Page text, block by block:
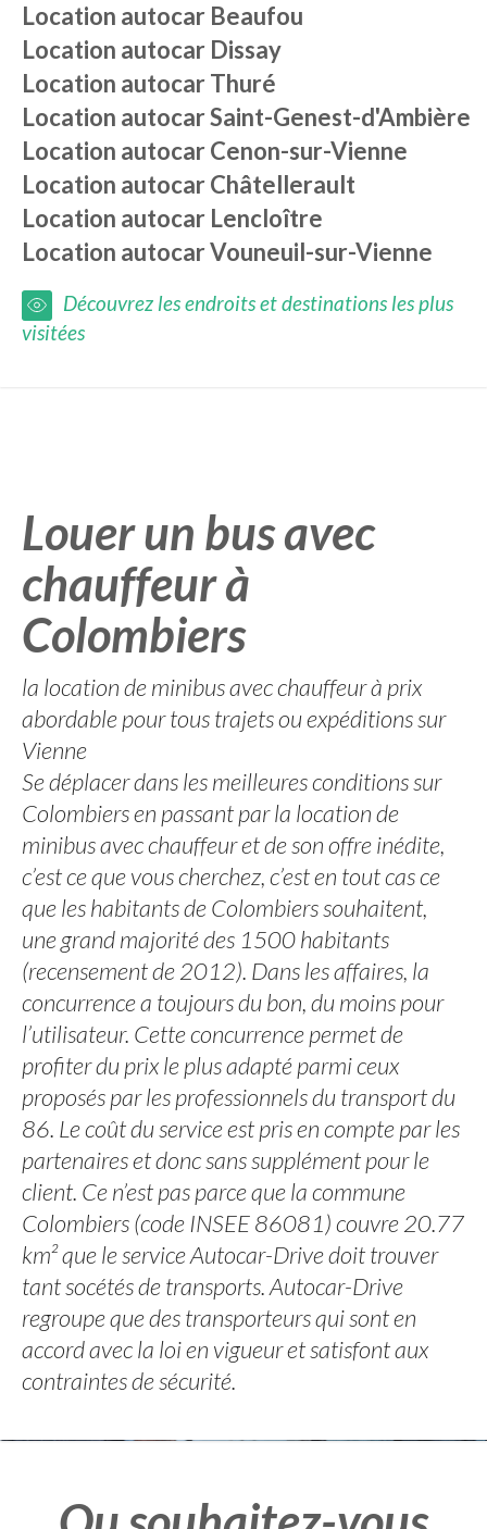
Location autocar Beaufou
Location autocar Dissay
Location autocarThuré
Location autocarSaint-Genest-d'Ambière
Location autocarCenon-sur-Vienne
Location autocarChâtellerault
Location autocar Lencloître
Location autocarVouneuil-sur-Vienne
Découvrez les endroits et destinations les plus
visitées
Louer un bus avec
chauffeur à
Colombiers
la location de minibus avec chauffeur à prix
abordable pour tous trajets ou expéditions sur
Vienne
Se déplacer dans les meilleures conditions sur
Colombiers en passant par la location de
minibus avec chauffeur et de son offre inédite,
c’est ce que vous cherchez, c’est en tout cas ce
que les habitants de Colombiers souhaitent,
une grand majorité des 1500 habitants
(recensement de 2012). Dans les affaires, la
concurrence a toujours du bon, du moins pour
l’utilisateur. Cette concurrence permet de
profiter du prix le plus adapté parmi ceux
proposés par les professionnels du transport du
86. Le coût du service est pris en compte par les
partenaires et donc sans supplément pour le
client. Ce n’est pas parce que la commune
Colombiers (code INSEE 86081) couvre 20.77
km² que le service Autocar-Drive doit trouver
tant socétés de transports. Autocar-Drive
regroupe que des transporteurs qui sont en
accord avec la loi en vigueur et satisfont aux
contraintes de sécurité.